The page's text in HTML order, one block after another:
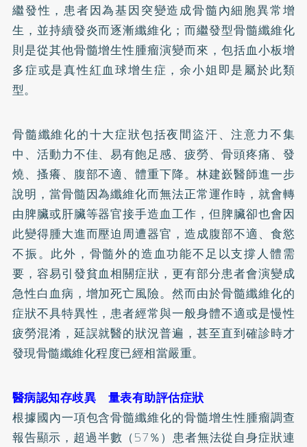
繼發性，患者因為基因突變造成骨髓內細胞異常增
生，並持續發炎而逐漸纖維化；而繼發型骨髓纖維化
則是從其他骨髓增生性腫瘤演變而來，包括血小板增
多症或是真性紅血球增生症，余小姐即是屬於此類
型。
骨髓纖維化的十大症狀包括夜間盜汗、注意力不集
中、活動力不佳、易有飽足感、疲勞、骨頭疼痛、發
燒、搔癢、腹部不適、體重下降。林建嶔醫師進一步
說明，當骨髓因為纖維化而無法正常運作時，就會轉
由脾臟或肝臟等器官接手造血工作，但脾臟卻也會因
此變得腫大進而壓迫周遭器官，造成腹部不適、食慾
不振。此外，骨髓外的造血功能不足以支撐人體需
要，容易引發貧血相關症狀，更有部分患者會演變成
急性白血病，增加死亡風險。然而由於骨髓纖維化的
症狀不具特異性，患者經常與一般身體不適或是慢性
疲勞混淆，延誤就醫的狀況普遍，甚至直到確診時才
發現骨髓纖維化程度已經相當嚴重。
醫病認知存歧異 量表有助評估症狀
根據國內一項包含骨髓纖維化的骨髓增生性腫瘤調查
報告顯示，超過半數（57％）患者無法從自身症狀連